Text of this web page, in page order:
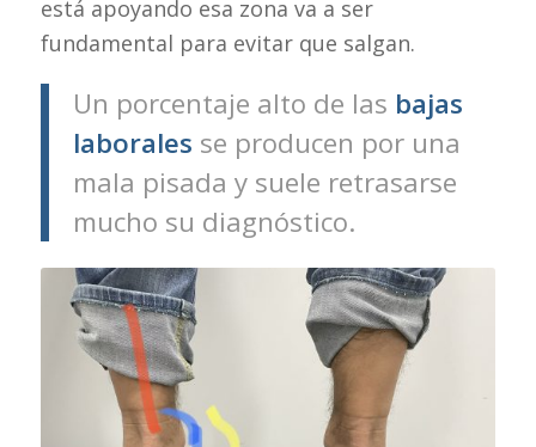
está apoyando esa zona va a ser
fundamental para evitar que salgan.
Un porcentaje alto de las bajas
laborales se producen por una
mala pisada y suele retrasarse
mucho su diagnóstico.